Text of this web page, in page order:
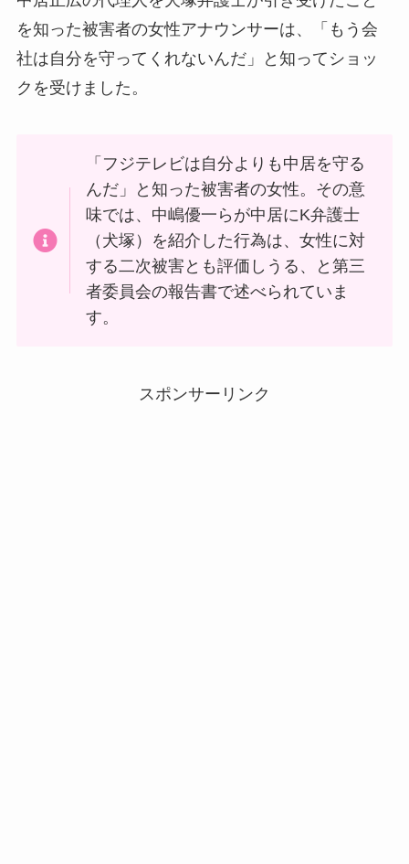
を知った被害者の女性アナウンサーは、「もう会
社は自分を守ってくれないんだ」と知ってショッ
クを受けました。
「フジテレビは自分よりも中居を守る
んだ」と知った被害者の女性。その意
味では、中嶋優一らが中居にK弁護士
（犬塚）を紹介した行為は、女性に対
する二次被害とも評価しうる、と第三
者委員会の報告書で述べられていま
す。
スポンサーリンク